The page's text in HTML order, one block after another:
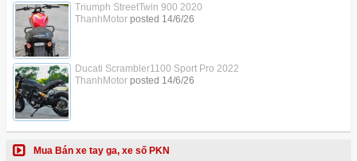
Triumph StreetTwin 900 2020
ThanhMotorposted 14/6/26
Ducati Scrambler1100 Sport Pro 2022
ThanhMotorposted 14/6/26
Mua Bán xe tay ga, xe số PKN